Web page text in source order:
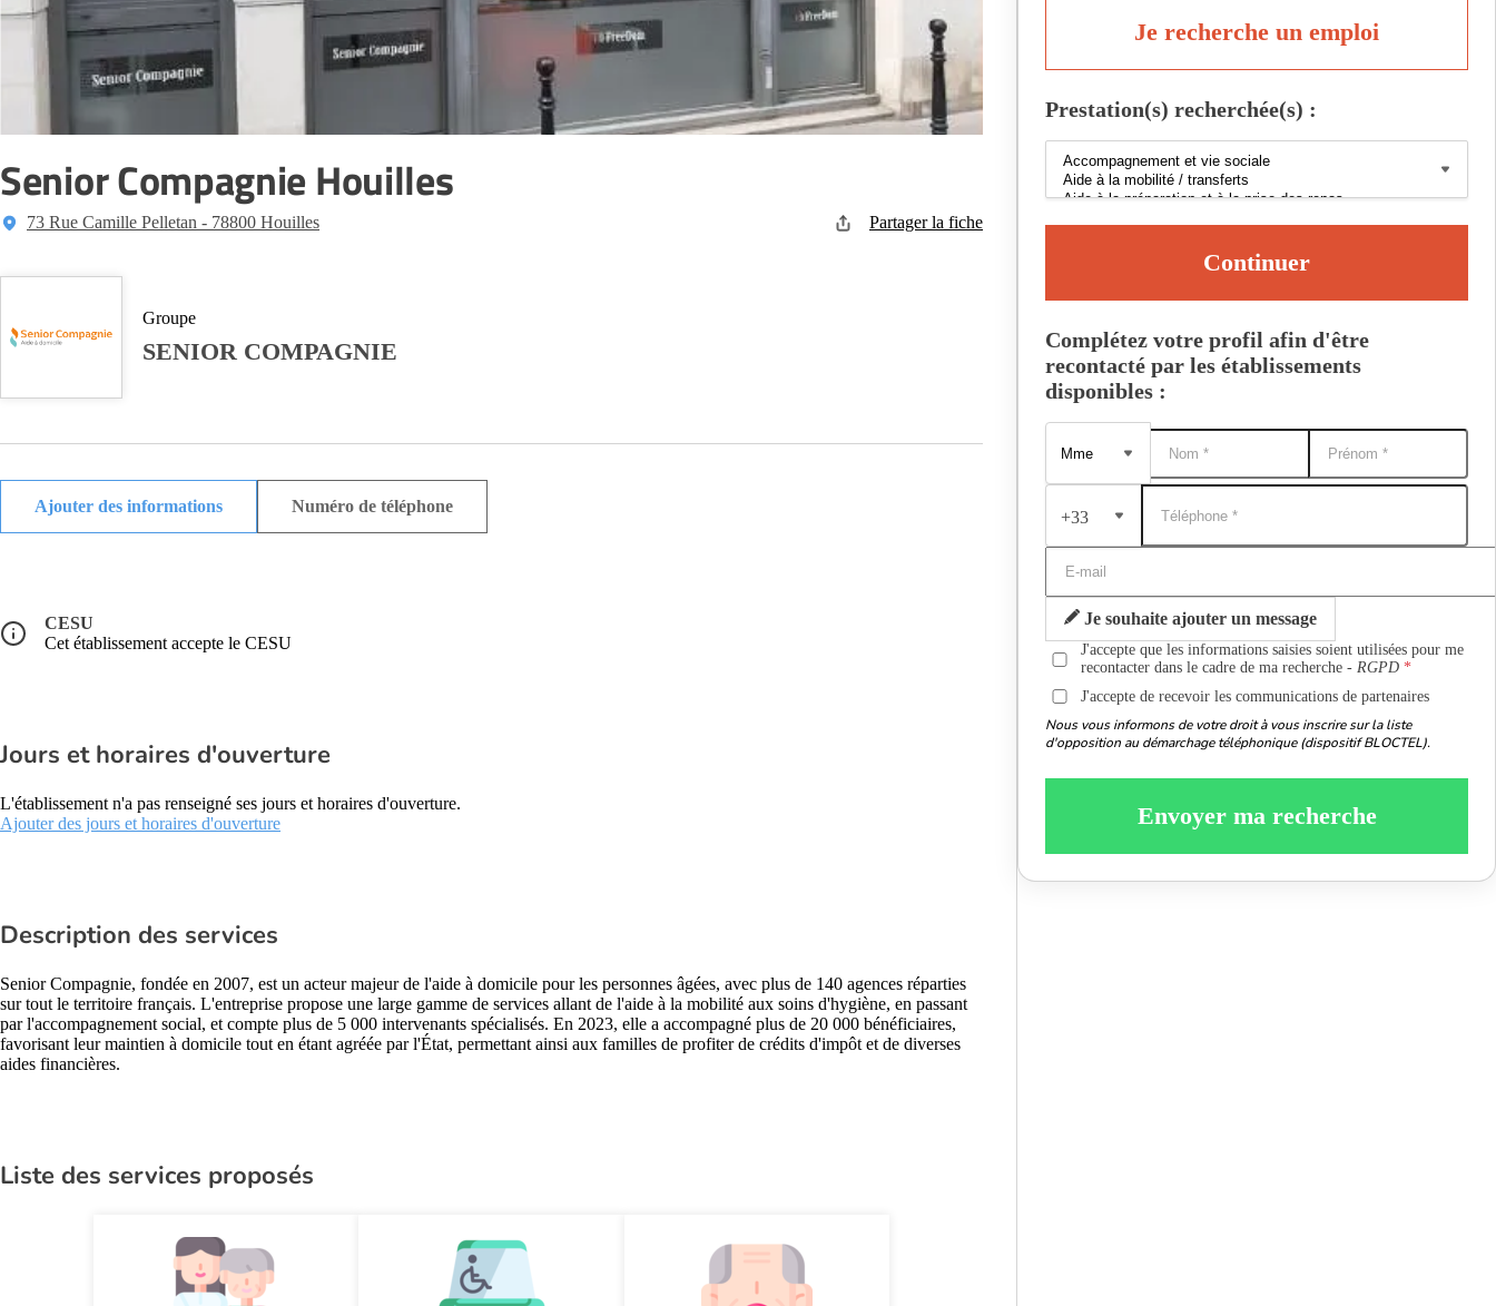
Senior Compagnie Houilles
73 Rue Camille Pelletan - 78800 Houilles Partager la fiche
Groupe
SENIOR COMPAGNIE
Ajouter des informations Numéro de téléphone
CESU
Cet établissement accepte le CESU
Jours et horaires d'ouverture
L'établissement n'a pas renseigné ses jours et horaires d'ouverture.
Ajouter des jours et horaires d'ouverture
Description des services
Senior Compagnie, fondée en 2007, est un acteur majeur de l'aide à domicile pour les personnes âgées, avec plus de 140 agences réparties
sur tout le territoire français. L'entreprise propose une large gamme de services allant de l'aide à la mobilité aux soins d'hygiène, en passant
par l'accompagnement social, et compte plus de 5 000 intervenants spécialisés. En 2023, elle a accompagné plus de 20 000 bénéficiaires,
favorisant leur maintien à domicile tout en étant agréée par l'État, permettant ainsi aux familles de profiter de crédits d'impôt et de diverses
aides financières.
Liste des services proposés
Je recherche un emploi
Prestation(s) recherchée(s) :
Continuer
Complétez votre profil afin d'être
recontacté par les établissements
disponibles :
+33
Je souhaite ajouter un message
J'accepte que les informations saisies soient utilisées pour me
recontacter dans le cadre de ma recherche -RGPD
J'accepte de recevoir les communications de partenaires
Nous vous informons de votre droit à vous inscrire sur la liste
d'opposition au démarchage téléphonique (dispositif BLOCTEL).
Envoyer ma recherche